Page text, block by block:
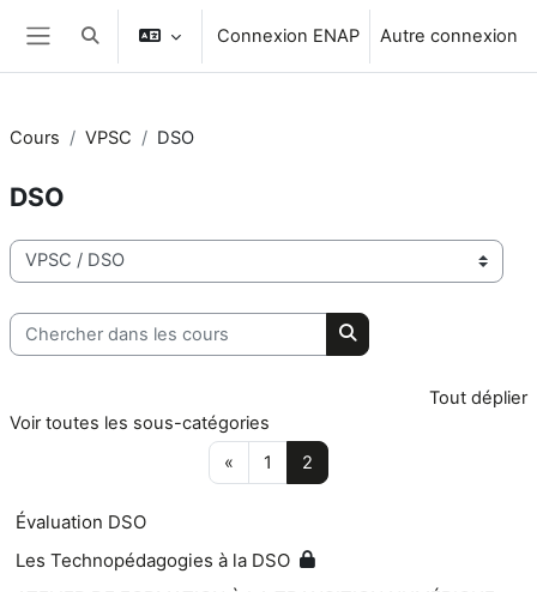
Passer au contenu principal
Panneau latéral
Activer/désactiver la saisie de recherche
Connexion ENAP Autre connexion
Cours VPSC DSO
DSO
Catégories de cours
Chercher dans les cours
Chercher dans les
Tout déplier
Voir toutes les sous-catégories
« Page précédente
1 Page 1
2
Évaluation DSO
Les Technopédagogies à la DSO